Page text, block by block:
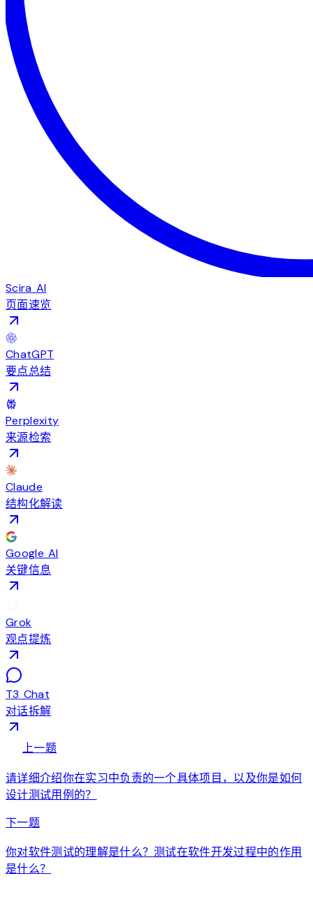
Scira AI
页面速览
ChatGPT
要点总结
Perplexity
来源检索
Claude
结构化解读
Google AI
关键信息
Grok
观点提炼
T3 Chat
对话拆解
上一题
请详细介绍你在实习中负责的一个具体项目，以及你是如何
设计测试用例的？
下一题arrow_forward
你对软件测试的理解是什么？测试在软件开发过程中的作用
是什么？